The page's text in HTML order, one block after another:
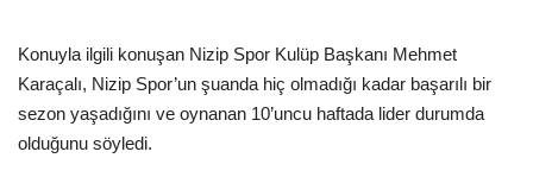
Konuyla ilgili konuşan Nizip Spor Kulüp Başkanı Mehmet
Karaçalı, Nizip Spor’un şuanda hiç olmadığı kadar başarılı bir
sezon yaşadığını ve oynanan 10’uncu haftada lider durumda
olduğunu söyledi.